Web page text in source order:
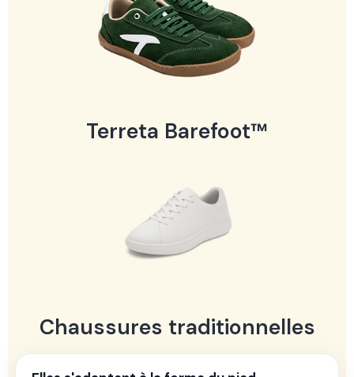
Terreta Barefoot™
Chaussures traditionnelles